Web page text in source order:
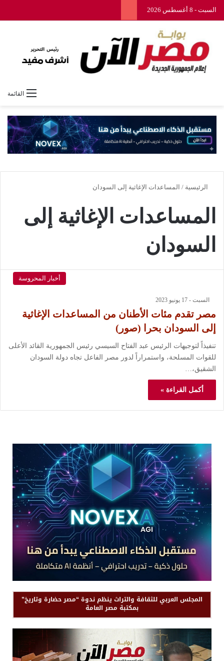
السبت - 8 أغسطس 2026
القائمة
الرئيسية / المساعدات الإغاثية إلى السودان
المساعدات الإغاثية إلى
السودان
أخبار المحروسة
السبت - 17 يونيو 2023
مصر تقدم مئات الأطنان من المساعدات الإغاثية
إلى السودان بحرا (صور)
تنفيذاً لتوجيهات الرئيس عبد الفتاح السيسي رئيس الجمهورية القائد الأعلى
للقوات المسلحة، واستمراراً لدور مصر الفاعل تجاه دولة السودان
الشقيق،…
أكمل القراءة »
المجلس العربي للثقافة والتراث ينظم ندوة “مصر حضارة وتاريخ”
بمكتبة مصر العامة